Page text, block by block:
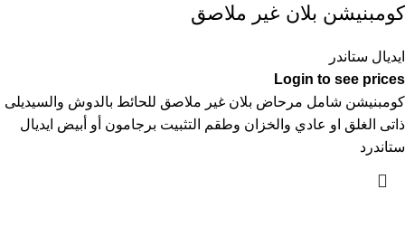
كومبنيشن بلان غير ملاصق
ايديال ستاندر
Login to see prices
كومبنيشن شامل مرحاض بلان غير ملاصق للحائط بالدوش والسيديلى
ذاتى الغلق او عادي والخزان وطقم التثبيت برجامون أو أبيض ايديال
ستاندرد